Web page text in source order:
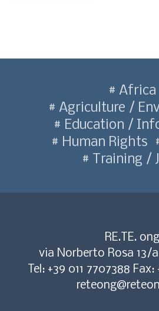
Africa
Agriculture /
Education /
Human Rights
Training /
RE.TE. ong
via Norberto Rosa 13/a
Tel: +39 011 7707388 Fax: